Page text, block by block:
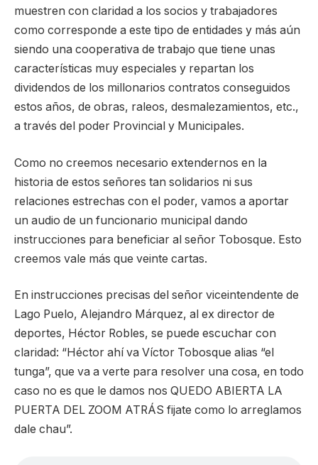
muestren con claridad a los socios y trabajadores
como corresponde a este tipo de entidades y más aún
siendo una cooperativa de trabajo que tiene unas
características muy especiales y repartan los
dividendos de los millonarios contratos conseguidos
estos años, de obras, raleos, desmalezamientos, etc.,
a través del poder Provincial y Municipales.
Como no creemos necesario extendernos en la
historia de estos señores tan solidarios ni sus
relaciones estrechas con el poder, vamos a aportar
un audio de un funcionario municipal dando
instrucciones para beneficiar al señor Tobosque. Esto
creemos vale más que veinte cartas.
En instrucciones precisas del señor viceintendente de
Lago Puelo, Alejandro Márquez, al ex director de
deportes, Héctor Robles, se puede escuchar con
claridad: “Héctor ahí va Víctor Tobosque alias “el
tunga”, que va a verte para resolver una cosa, en todo
caso no es que le damos nos QUEDO ABIERTA LA
PUERTA DEL ZOOM ATRÁS fijate como lo arreglamos
dale chau”.